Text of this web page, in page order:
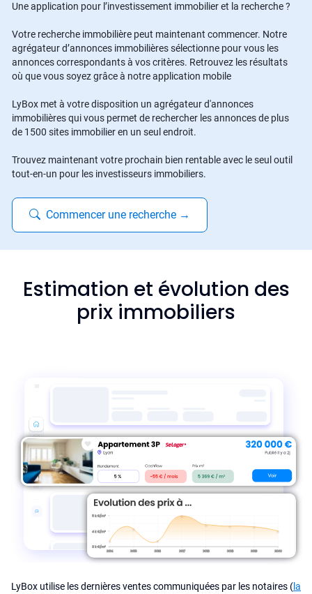
Une application pour l’investissement immobilier et la recherche ?
Votre recherche immobilière peut maintenant commencer. Notre
agrégateur d’annonces immobilières sélectionne pour vous les
annonces correspondants à vos critères. Retrouvez les résultats
où que vous soyez grâce à notre application mobile
LyBox met à votre disposition un agrégateur d'annonces
immobilières qui vous permet de rechercher les annonces de plus
de 1500 sites immobilier en un seul endroit.
Trouvez maintenant votre prochain bien rentable avec le seul outil
tout-en-un pour les investisseurs immobiliers.
Commencer une recherche →
Estimation et évolution des
prix immobiliers
LyBox utilise les dernières ventes communiquées par les notaires (la